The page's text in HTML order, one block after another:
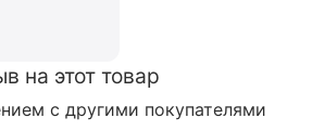
на этот товар
с другими покупателями